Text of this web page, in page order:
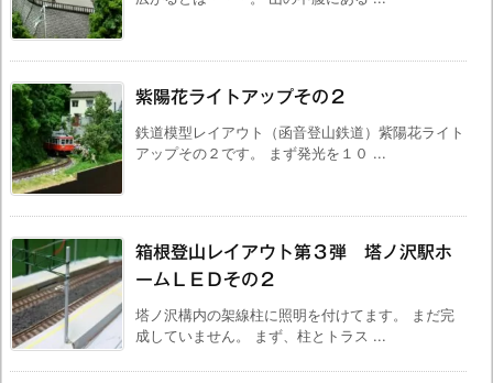
紫陽花ライトアップその２
鉄道模型レイアウト（函音登山鉄道）紫陽花ライト
アップその２です。 まず発光を１０ ...
箱根登山レイアウト第３弾 塔ノ沢駅ホ
ームＬＥＤその２
塔ノ沢構内の架線柱に照明を付けてます。 まだ完
成していません。 まず、柱とトラス ...